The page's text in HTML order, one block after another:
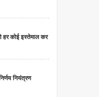
हर कोई इस्तेमाल कर
नियंत्रण